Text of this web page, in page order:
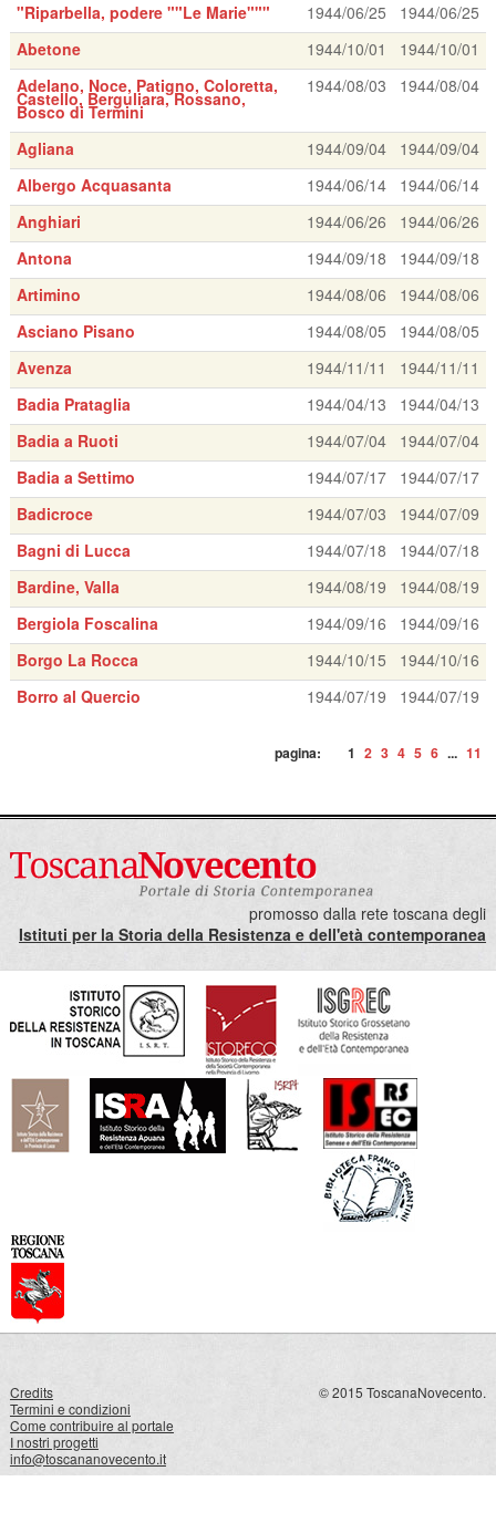
"Riparbella, podere ""Le Marie"""
1944/06/25
1944/06/25
Abetone
1944/10/01
1944/10/01
Adelano, Noce, Patigno, Coloretta,
Castello, Berguliara, Rossano,
Bosco di Termini
1944/08/03 1944/08/04
Agliana 1944/09/04
1944/09/04
Albergo Acquasanta
1944/06/14
1944/06/14
Anghiari
1944/06/26
1944/06/26
Antona
1944/09/18
1944/09/18
Artimino
1944/08/06
1944/08/06
Asciano Pisano
1944/08/05
1944/08/05
Avenza
1944/11/11
1944/11/11
Badia Prataglia
1944/04/13
1944/04/13
Badia a Ruoti
1944/07/04
1944/07/04
Badia a Settimo
1944/07/17
1944/07/17
Badicroce
1944/07/03
1944/07/09
Bagni di Lucca
1944/07/18
1944/07/18
Bardine, Valla
1944/08/19
1944/08/19
Bergiola Foscalina
1944/09/16
1944/09/16
Borgo La Rocca
1944/10/15
1944/10/16
Borro al Quercio
1944/07/19 1944/07/19
pagina: 1 2 3 4 5 6 ... 11
promosso dalla rete toscana degli
Istituti per la Storia della Resistenza e dell'età contemporanea
Credits
Termini e condizioni
Come contribuire al portale
I nostri progetti
info@toscananovecento.it
© 2015 ToscanaNovecento.